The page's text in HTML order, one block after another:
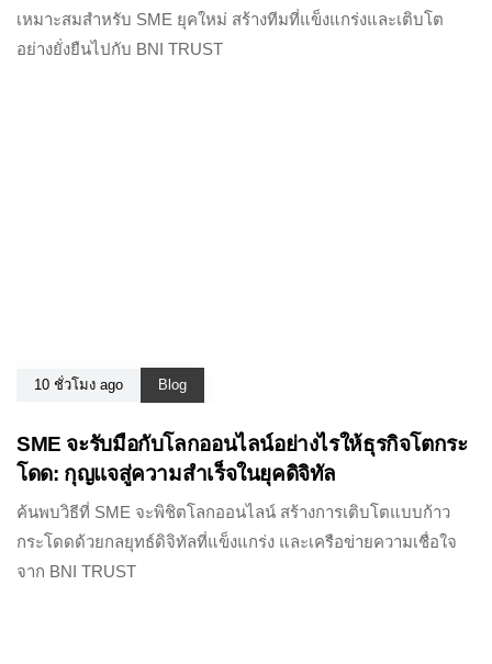
เหมาะสมสำหรับ SME ยุคใหม่ สร้างทีมที่แข็งแกร่งและเติบโต
อย่างยั่งยืนไปกับ BNI TRUST
10 ชั่วโมง ago Blog
SME จะรับมือกับโลกออนไลน์อย่างไรให้ธุรกิจโตกระ
โดด: กุญแจสู่ความสำเร็จในยุคดิจิทัล
ค้นพบวิธีที่ SME จะพิชิตโลกออนไลน์ สร้างการเติบโตแบบก้าว
กระโดดด้วยกลยุทธ์ดิจิทัลที่แข็งแกร่ง และเครือข่ายความเชื่อใจ
จาก BNI TRUST